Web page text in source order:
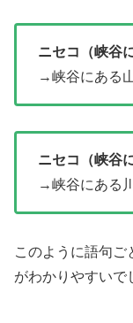
ニセコ（峡谷
→峡谷にある
ニセコ（峡谷
→峡谷にある川
このように語句ご
がわかりやすいで